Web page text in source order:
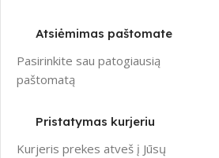
Atsiėmimas paštomate
Pasirinkite sau patogiausią
paštomatą
Pristatymas kurjeriu
Kurjeris prekes atveš į Jūsų